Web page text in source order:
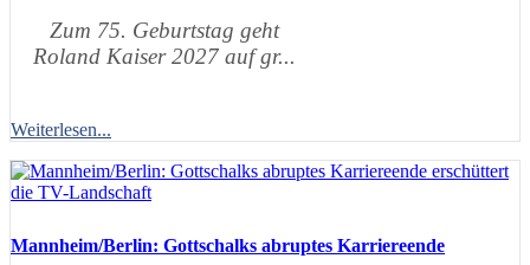
Zum 75. Geburtstag geht
Roland Kaiser 2027 auf gr...
Weiterlesen...
Mannheim/Berlin: Gottschalks abruptes Karriereende